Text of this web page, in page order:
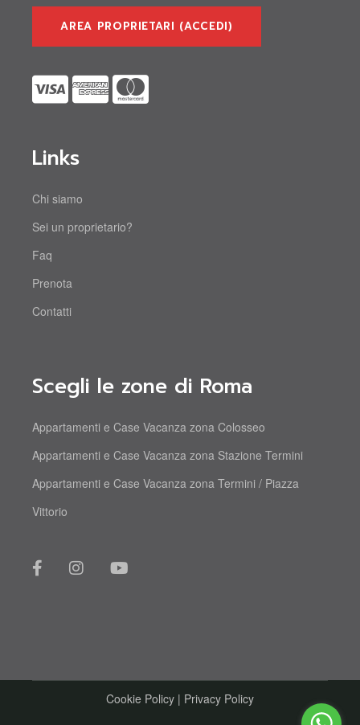
AREA PROPRIETARI (ACCEDI)
Links
Chi siamo
Sei un proprietario?
Faq
Prenota
Contatti
Scegli le zone di Roma
Appartamenti e Case Vacanza zona Colosseo
Appartamenti e Case Vacanza zona Stazione Termini
Appartamenti e Case Vacanza zona Termini / Piazza
Vittorio
Cookie Policy | Privacy Policy